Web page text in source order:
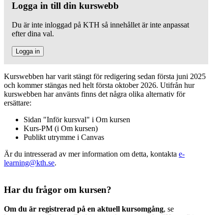
Logga in till din kurswebb
Du är inte inloggad på KTH så innehållet är inte anpassat
efter dina val.
Logga in
Kurswebben har varit stängt för redigering sedan första juni 2025
och kommer stängas ned helt första oktober 2026. Utifrån hur
kurswebben har använts finns det några olika alternativ för
ersättare:
Sidan "Inför kursval" i Om kursen
Kurs-PM (i Om kursen)
Publikt utrymme i Canvas
Är du intresserad av mer information om detta, kontakta e-
learning@kth.se.
Har du frågor om kursen?
Om du är registrerad på en aktuell kursomgång, se